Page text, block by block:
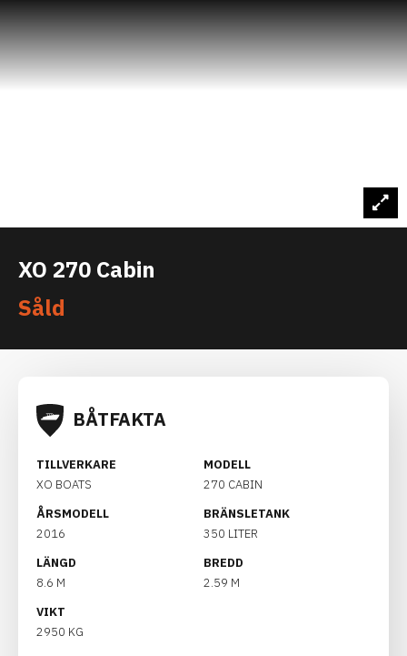
XO 270 Cabin
Såld
BÅTFAKTA
TILLVERKARE
XO BOATS
MODELL
270 CABIN
ÅRSMODELL
2016
BRÄNSLETANK
350 LITER
LÄNGD
8.6 M
BREDD
2.59 M
VIKT
2950 KG